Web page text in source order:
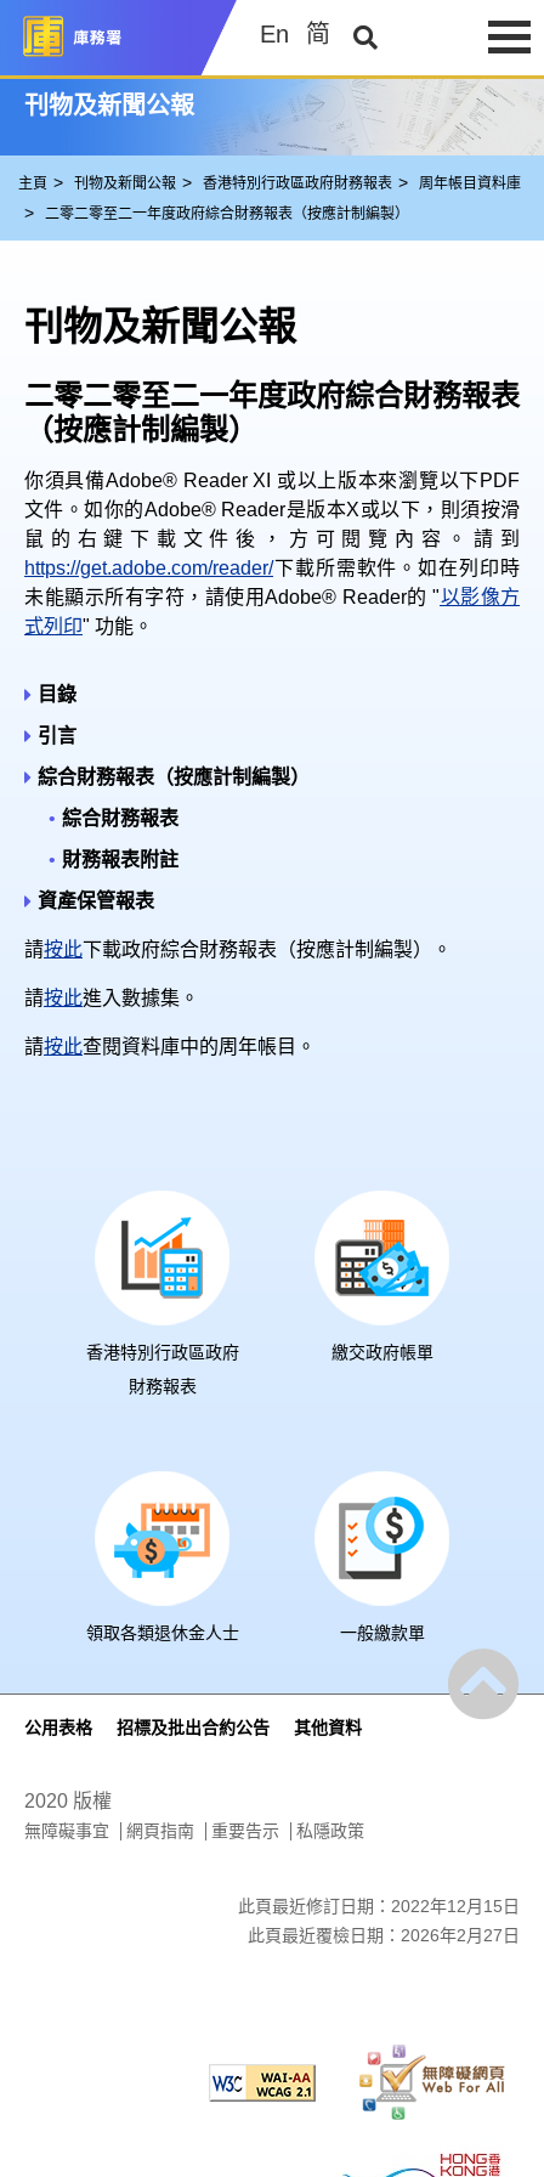
En 简
刊物及新聞公報
主頁 刊物及新聞公報 香港特別行政區政府財務報表
周年帳目資料庫
二零二零至二一年度政府綜合財務報表（按應計制編製）
刊物及新聞公報
二零二零至二一年度政府綜合財務報表
（按應計制編製）
你須具備Adobe® Reader XI 或以上版本來瀏覽以下PDF
文件。如你的Adobe® Reader是版本X或以下，則須按滑
鼠的右鍵下載文件後，方可閱覽內容。請到
https://get.adobe.com/reader/下載所需軟件。如在列印時
未能顯示所有字符，請使用Adobe® Reader的 "以影像方
式列印" 功能。
目錄
引言
綜合財務報表（按應計制編製）
綜合財務報表
財務報表附註
資產保管報表
請按此下載政府綜合財務報表（按應計制編製）。
請按此進入數據集。
請按此查閱資料庫中的周年帳目。
香港特別行政區政府
財務報表
繳交政府帳單
領取各類退休金人士 一般繳款單
公用表格 招標及批出合約公告 其他資料
2020 版權
無障礙事宜 網頁指南 重要告示 私隱政策
此頁最近修訂日期：2022年12月15日
此頁最近覆檢日期：2026年2月27日